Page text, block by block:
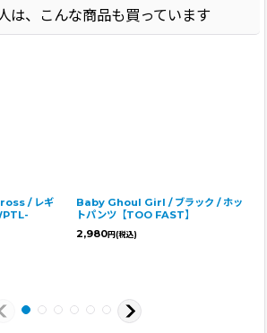
は、こんな商品も買っています
/ レギ
Baby Ghoul Girl / ブラック / ホッ
トパンツ【TOO FAST】
2,980円 (税込)